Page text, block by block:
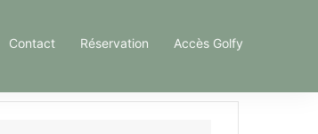
Contact Réservation Accès Golfy